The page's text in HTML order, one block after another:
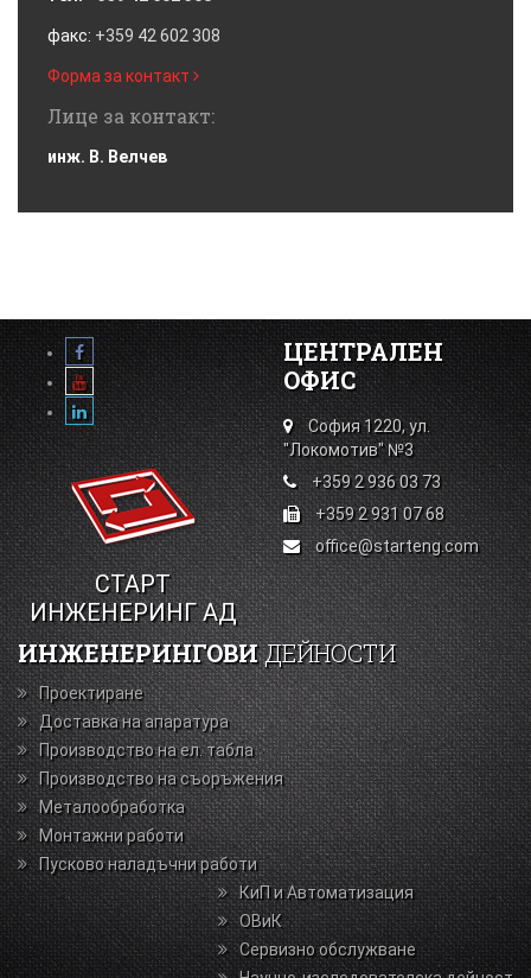
факс: +359 42 602 308
Форма за контакт
Лице за контакт:
инж. В. Велчев
СТАРТ
ИНЖЕНЕРИНГ АД
ЦЕНТРАЛЕН
ОФИС
София 1220, ул.
"Локомотив" №3
+359 2 936 03 73
+359 2 931 07 68
office@starteng.com
ИНЖЕНЕРИНГОВИДЕЙНОСТИ
Проектиране
Доставка на апаратура
Производство на ел. табла
Производство на съоръжения
Металообработка
Монтажни работи
Пусково наладъчни работи
КиП и Автоматизация
ОВиК
Сервизно обслужване